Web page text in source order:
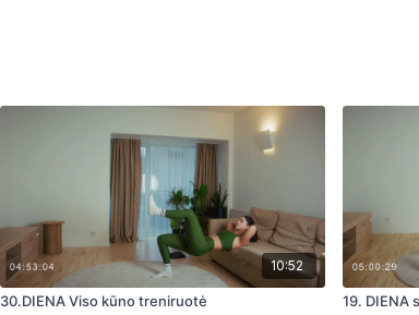
10:52
30.DIENA Viso kūno treniruotė 19. DIENA